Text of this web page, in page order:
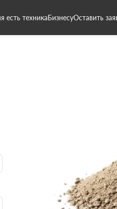
есть техникаБизнесуОставить